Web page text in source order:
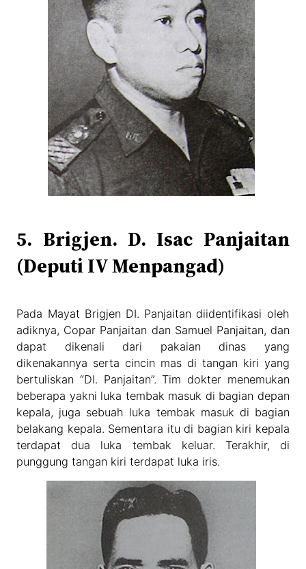
5. Brigjen. D. Isac Panjaitan
(Deputi IV Menpangad)
Pada Mayat Brigjen DI. Panjaitan diidentifikasi oleh
adiknya, Copar Panjaitan dan Samuel Panjaitan, dan
dapat dikenali dari pakaian dinas yang
dikenakannya serta cincin mas di tangan kiri yang
bertuliskan “DI. Panjaitan”. Tim dokter menemukan
beberapa yakni luka tembak masuk di bagian depan
kepala, juga sebuah luka tembak masuk di bagian
belakang kepala. Sementara itu di bagian kiri kepala
terdapat dua luka tembak keluar. Terakhir, di
punggung tangan kiri terdapat luka iris.